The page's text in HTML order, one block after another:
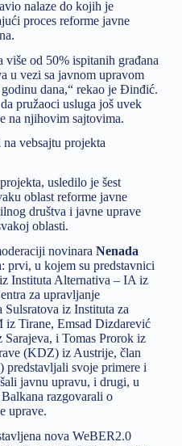
nalaze do kojih je
proces reforme javne
više od 50% ispitanih građana
u vezi sa javnom upravom
dana,“ rekao je Đinđić.
pružaoci usluga još uvek
na njihovim sajtovima.
vebsajtu projekta
usledilo je šest
oblast reforme javne
društva i javne uprave
oblasti.
novinara Nenada
prvi, u kojem su predstavnici
Instituta Alternativa – IA iz
za upravljanje
iz Instituta za
Tirane, Emsad Dizdarević
i Tomas Prorok iz
(KDZ) iz Austrije, član
predstavljali svoje primere i
javnu upravu, i drugi, u
razgovarali o
uprave.
nova WeBER2.0